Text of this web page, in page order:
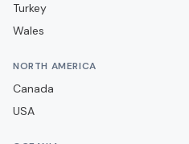
Turkey
Wales
NORTH AMERICA
Canada
USA